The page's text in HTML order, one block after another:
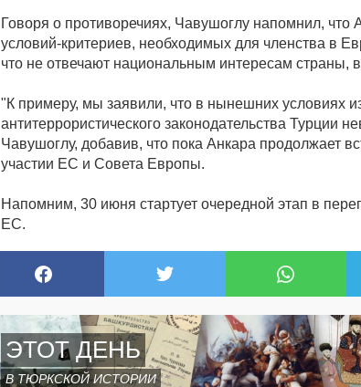
Говоря о противоречиях, Чавушоглу напомнил, что
условий-критериев, необходимых для членства в
что не отвечают национальным интересам страны,
"К примеру, мы заявили, что в нынешних условиях
антитеррористического законодательства Турции
Чавушоглу, добавив, что пока Анкара продолжает
участии ЕС и Совета Европы.
Напомним, 30 июня стартует очередной этап в
ЕС.
ЭТОТ ДЕНЬ
В ТЮРКСКОЙ ИСТОРИИ